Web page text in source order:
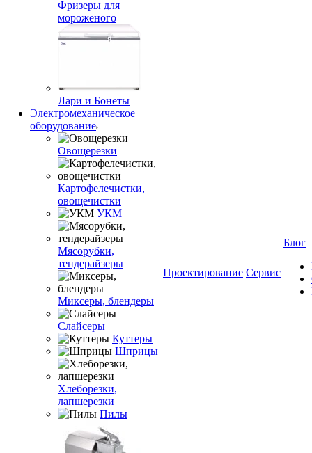
Фризеры для
мороженого
Лари и Бонеты
Электромеханическое
оборудование
Овощерезки
Картофелечистки,
овощечистки
УКМ
Мясорубки,
тендерайзеры
Миксеры, блендеры
Слайсеры
Куттеры
Шприцы
Хлеборезки,
лапшерезки
Пилы
Проектирование Сервис
Блог